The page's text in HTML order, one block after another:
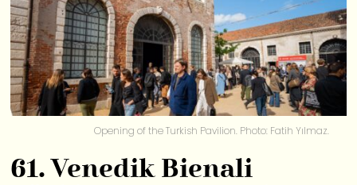
Opening of the Turkish Pavilion. Photo: Fatih Yılmaz.
61. Venedik Bienali